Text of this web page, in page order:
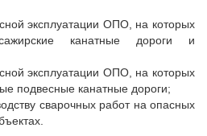
эксплуатации ОПО, на которых
канатные дороги и
эксплуатации ОПО, на которых
подвесные канатные дороги;
сварочных работ на опасных